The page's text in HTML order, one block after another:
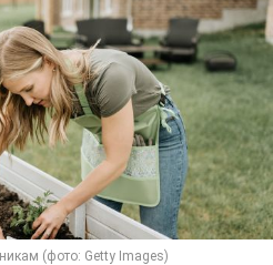
(фото: Getty Images)